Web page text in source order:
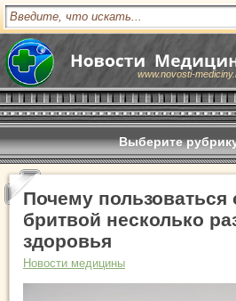
www.novosti-
Выберите
Почему пользоваться
бритвой несколько
здоровья
Новости медицины